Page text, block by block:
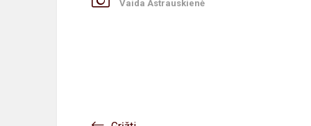
Vaida Astrauskienė